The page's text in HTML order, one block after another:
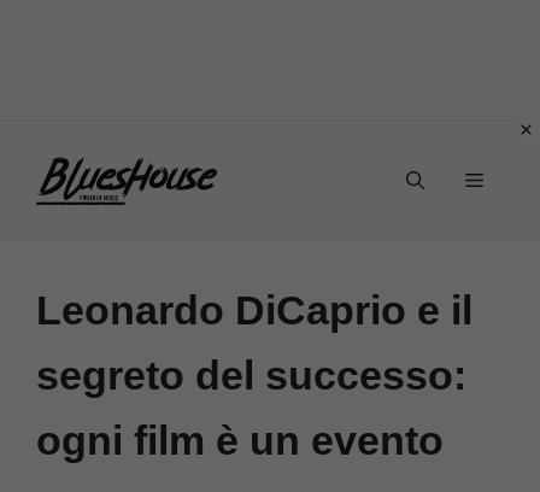
Menu
Leonardo DiCaprio e il
segreto del successo:
ogni film è un evento